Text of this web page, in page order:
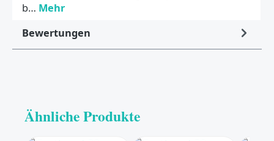
b… Mehr
Bewertungen
Ähnliche Produkte